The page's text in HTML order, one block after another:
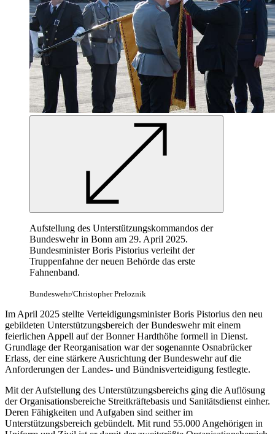
Aufstellung des Unterstützungskommandos der
Bundeswehr in Bonn am 29. April 2025.
Bundesminister Boris Pistorius verleiht der
Truppenfahne der neuen Behörde das erste
Fahnenband.
Bundeswehr/Christopher Preloznik
Im April 2025 stellte Verteidigungsminister Boris Pistorius den neu
gebildeten Unterstützungsbereich der Bundeswehr mit einem
feierlichen Appell auf der Bonner Hardthöhe formell in Dienst.
Grundlage der Reorganisation war der sogenannte Osnabrücker
Erlass, der eine stärkere Ausrichtung der Bundeswehr auf die
Anforderungen der Landes- und Bündnisverteidigung festlegte.
Mit der Aufstellung des Unterstützungsbereichs ging die Auflösung
der Organisationsbereiche Streitkräftebasis und Sanitätsdienst einher.
Deren Fähigkeiten und Aufgaben sind seither im
Unterstützungsbereich gebündelt. Mit rund 55.000 Angehörigen in